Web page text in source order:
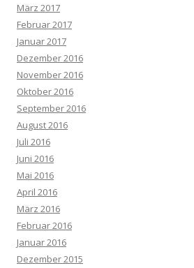
März 2017
Februar 2017
Januar 2017
Dezember 2016
November 2016
Oktober 2016
September 2016
August 2016
Juli 2016
Juni 2016
Mai 2016
April 2016
März 2016
Februar 2016
Januar 2016
Dezember 2015